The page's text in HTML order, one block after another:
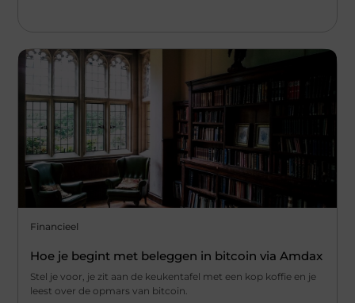
Financieel
Hoe je begint met beleggen in bitcoin via Amdax
Stel je voor, je zit aan de keukentafel met een kop koffie en je
leest over de opmars van bitcoin.